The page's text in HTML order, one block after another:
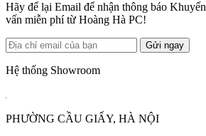
Hãy để lại Email để nhận thông báo
vấn miễn phí từ Hoàng Hà PC!
Gửi ngay
Hệ thống Showroom
PHƯỜNG CẦU GIẤY, HÀ NỘI